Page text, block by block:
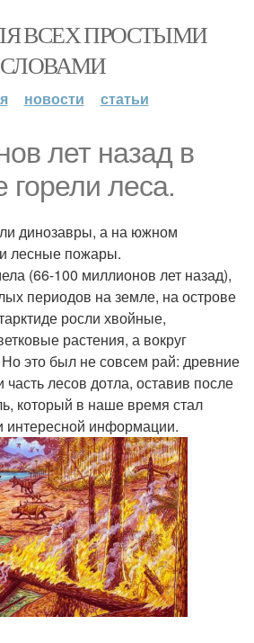
ВСЕХ ПРОСТЫМИ
СЛОВАМИ
новости статьи
лет назад в
горели леса.
динозавры, а на южном
лесные пожары.
(66-100 миллионов лет назад),
периодов на земле, на острове
росли хвойные,
растения, а вокруг
это был не совсем рай: древние
лесов дотла, оставив после
который в наше время стал
интересной информации.